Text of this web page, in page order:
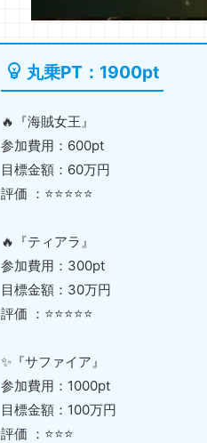
丸乗PT：1900pt
🔥『海賊女王』
参加費用：600pt
目標金額：60万円
評価 ：⭐️⭐️⭐️⭐️⭐️
🔥『ティアラ』
参加費用：300pt
目標金額：30万円
評価 ：⭐️⭐️⭐️⭐️⭐️
✨『サファイア』
参加費用：1000pt
目標金額：100万円
評価 ：⭐️⭐️⭐️